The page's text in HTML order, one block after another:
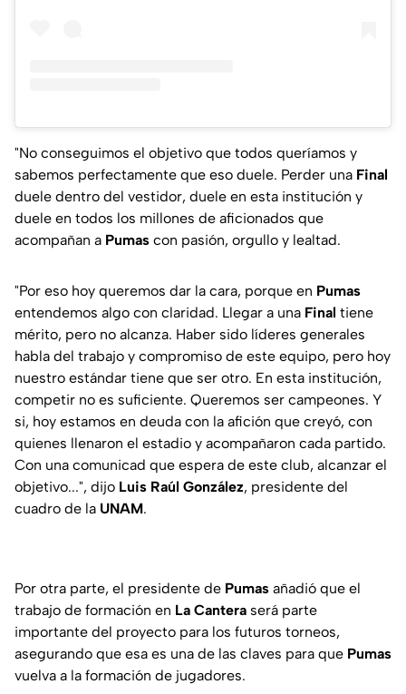
"No conseguimos el objetivo que todos queríamos y
sabemos perfectamente que eso duele. Perder una Final
duele dentro del vestidor, duele en esta institución y
duele en todos los millones de aficionados que
acompañan a Pumas con pasión, orgullo y lealtad.
"Por eso hoy queremos dar la cara, porque en Pumas
entendemos algo con claridad. Llegar a una Final tiene
mérito, pero no alcanza. Haber sido líderes generales
habla del trabajo y compromiso de este equipo, pero hoy
nuestro estándar tiene que ser otro. En esta institución,
competir no es suficiente. Queremos ser campeones. Y
si, hoy estamos en deuda con la afición que creyó, con
quienes llenaron el estadio y acompañaron cada partido.
Con una comunicad que espera de este club, alcanzar el
objetivo...", dijo Luis Raúl González, presidente del
cuadro de la UNAM.
Por otra parte, el presidente de Pumas añadió que el
trabajo de formación en La Cantera será parte
importante del proyecto para los futuros torneos,
asegurando que esa es una de las claves para que Pumas
vuelva a la formación de jugadores.